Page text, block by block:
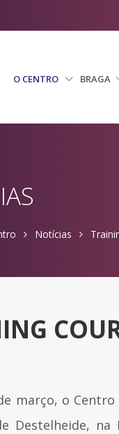
O CENTRO BRAGA
Notícias
março, o
Destelheide,